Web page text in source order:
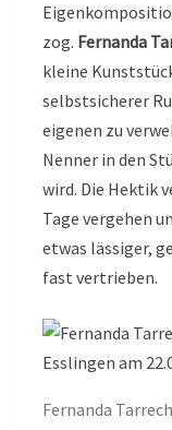
zog. Fernanda
kleine
selbstsicherer
eigenen zu
Nenner in den
wird. Die Hektik
Tage vergehen
etwas lässiger,
fast vertrieben.
Fernanda